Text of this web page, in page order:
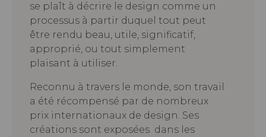
se plaît à décrire le design comme un
processus à partir duquel tout peut
être rendu beau, utile, significatif,
approprié, ou tout simplement
plaisant à utiliser.
Reconnu à travers le monde, son travail
a été récompensé par de nombreux
prix internationaux de design. Ses
créations sont exposées dans les